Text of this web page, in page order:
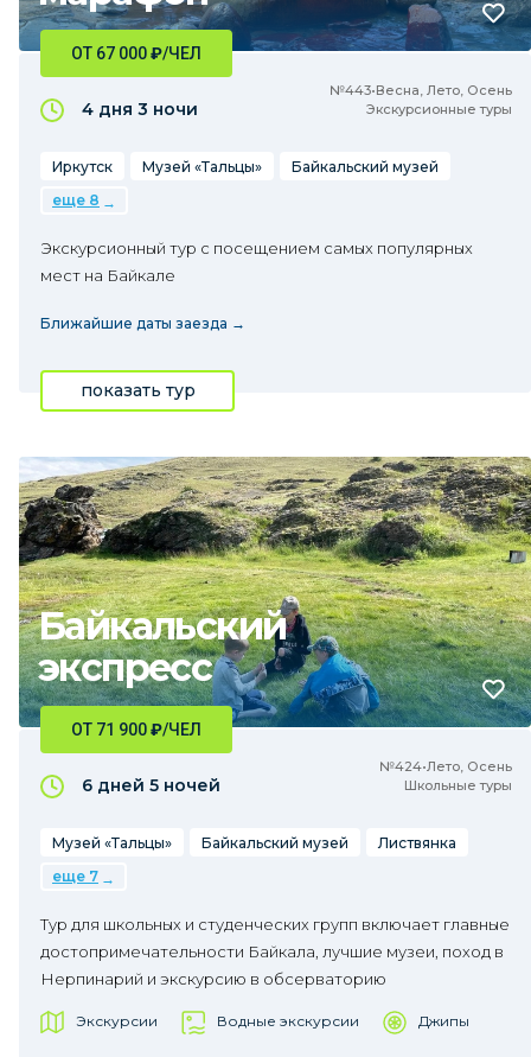
№443•Весна, Лето, Осень
Экскурсионные туры
ОТ 67 000₽/ЧЕЛ
4 дня 3 ночи
Иркутск Музей «Тальцы»
Байкальский музей
еще 8
Экскурсионный тур с посещением самых популярных
мест на Байкале
Ближайшие даты заезда →
показать тур
Байкальский
экспресс
№424•Лето, Осень
Школьные туры
ОТ 71 900₽/ЧЕЛ
6 дней 5 ночей
Музей «Тальцы» Байкальский музей
Листвянка
еще 7
Тур для школьных и студенческих групп включает главные
достопримечательности Байкала, лучшие музеи, поход в
Нерпинарий и экскурсию в обсерваторию
Экскурсии Водные экскурсии Джипы